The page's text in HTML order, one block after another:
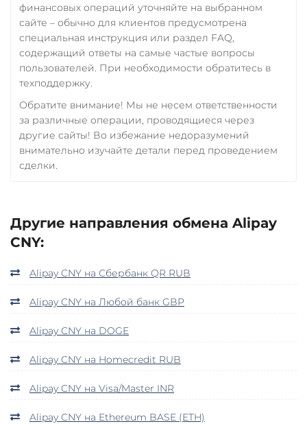
финансовых операций уточняйте на выбранном
сайте – обычно для клиентов предусмотрена
специальная инструкция или раздел FAQ,
содержащий ответы на самые частые вопросы
пользователей. При необходимости обратитесь в
техподдержку.
Обратите внимание! Мы не несем ответственности
за различные операции, проводящиеся через
другие сайты! Во избежание недоразумений
внимательно изучайте детали перед проведением
сделки.
Другие направления обмена Alipay
CNY:
Alipay CNY на Сбербанк QR RUB
Alipay CNY на Любой банк GBP
Alipay CNY на DOGE
Alipay CNY на Homecredit RUB
Alipay CNY на Visa/Master INR
Alipay CNY на Ethereum BASE (ETH)